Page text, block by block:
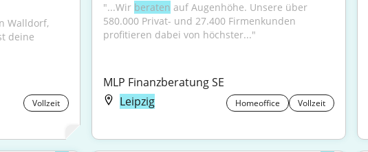
Walldorf,
deine
Vollzeit
"...Wir beraten auf Augenhöhe. Unsere über
580.000 Privat- und 27.400 Firmenkunden
profitieren dabei von höchster..."
MLP Finanzberatung SE
Leipzig
Homeoffice Vollzeit